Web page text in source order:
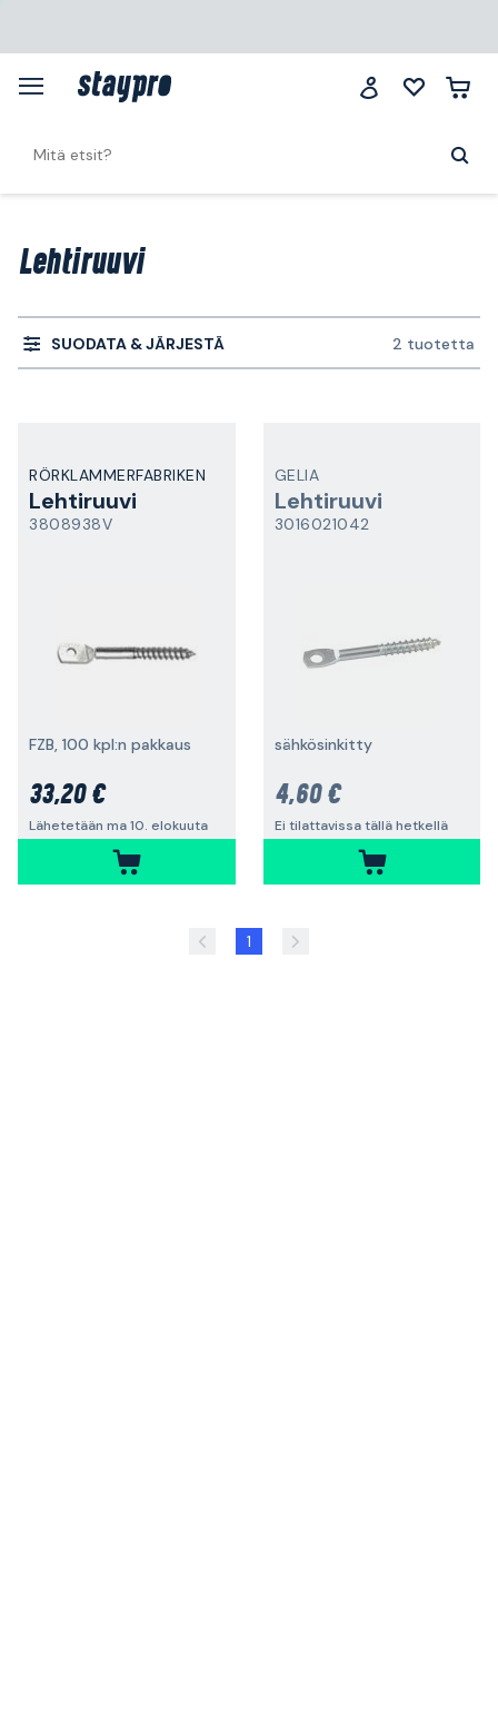
Lehtiruuvi
SUODATA & JÄRJESTÄ 2 tuotetta
RÖRKLAMMERFABRIKEN
Lehtiruuvi
3808938V
FZB, 100 kpl:n pakkaus
33,20 €
Lähetetään ma 10. elokuuta
GELIA
Lehtiruuvi
3016021042
sähkösinkitty
4,60 €
Ei tilattavissa tällä hetkellä
1